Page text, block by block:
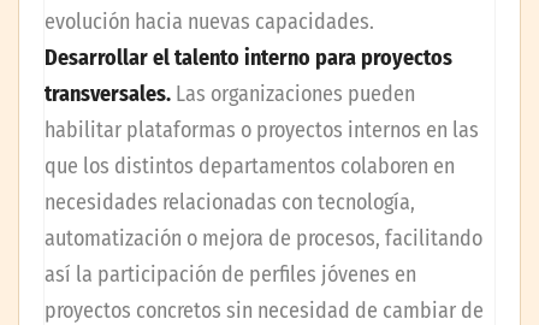
evolución hacia nuevas capacidades.
Desarrollar el talento interno para proyectos
transversales. Las organizaciones pueden
habilitar plataformas o proyectos internos en las
que los distintos departamentos colaboren en
necesidades relacionadas con tecnología,
automatización o mejora de procesos, facilitando
así la participación de perfiles jóvenes en
proyectos concretos sin necesidad de cambiar de